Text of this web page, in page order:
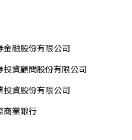
金融股份有限公司
投資顧問股份有限公司
投資股份有限公司
商業銀行